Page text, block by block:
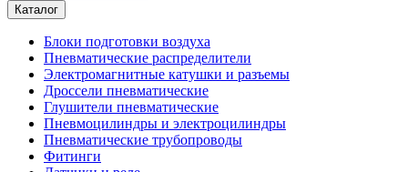
Каталог
Блоки подготовки воздуха
Пневматические распределители
Электромагнитные катушки и разъемы
Дроссели пневматические
Глушители пневматические
Пневмоцилиндры и электроцилиндры
Пневматические трубопроводы
Фитинги